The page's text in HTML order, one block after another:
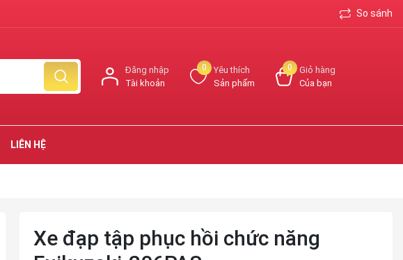
So sánh
Đăng nhập
Tài khoản
0
Yêu thích
Sản phẩm
0
Giỏ hàng
Của bạn
LIÊN HỆ
Xe đạp tập phục hồi chức năng